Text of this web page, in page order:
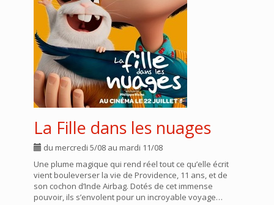
La Fille dans les nuages
du mercredi 5/08 au mardi 11/08
Une plume magique qui rend réel tout ce qu’elle écrit
vient bouleverser la vie de Providence, 11 ans, et de
son cochon d’Inde Airbag. Dotés de cet immense
pouvoir, ils s’envolent pour un incroyable voyage…